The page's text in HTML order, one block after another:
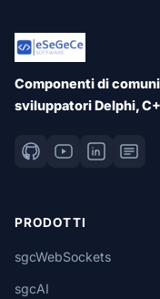
Componenti di
sviluppatori Delphi,
PRODOTTI
sgcWebSockets
sgcAI